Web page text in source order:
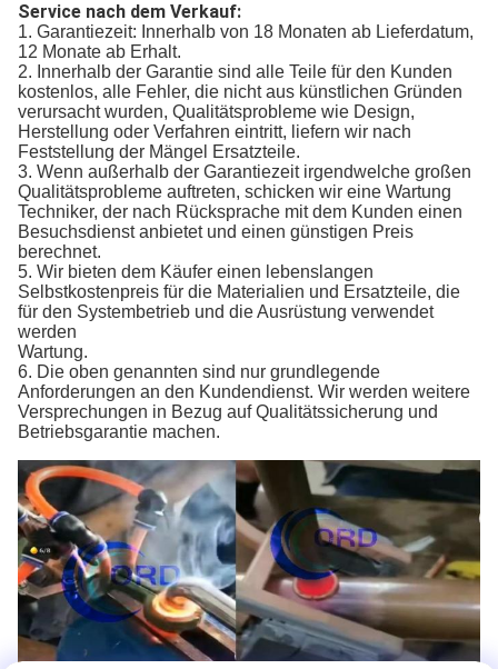
Service nach dem Verkauf:
1. Garantiezeit: Innerhalb von 18 Monaten ab Lieferdatum,
12 Monate ab Erhalt.
2. Innerhalb der Garantie sind alle Teile für den Kunden
kostenlos, alle Fehler, die nicht aus künstlichen Gründen
verursacht wurden, Qualitätsprobleme wie Design,
Herstellung oder Verfahren eintritt, liefern wir nach
Feststellung der Mängel Ersatzteile.
3. Wenn außerhalb der Garantiezeit irgendwelche großen
Qualitätsprobleme auftreten, schicken wir eine Wartung
Techniker, der nach Rücksprache mit dem Kunden einen
Besuchsdienst anbietet und einen günstigen Preis
berechnet.
5. Wir bieten dem Käufer einen lebenslangen
Selbstkostenpreis für die Materialien und Ersatzteile, die
für den Systembetrieb und die Ausrüstung verwendet
werden
Wartung.
6. Die oben genannten sind nur grundlegende
Anforderungen an den Kundendienst. Wir werden weitere
Versprechungen in Bezug auf Qualitätssicherung und
Betriebsgarantie machen.